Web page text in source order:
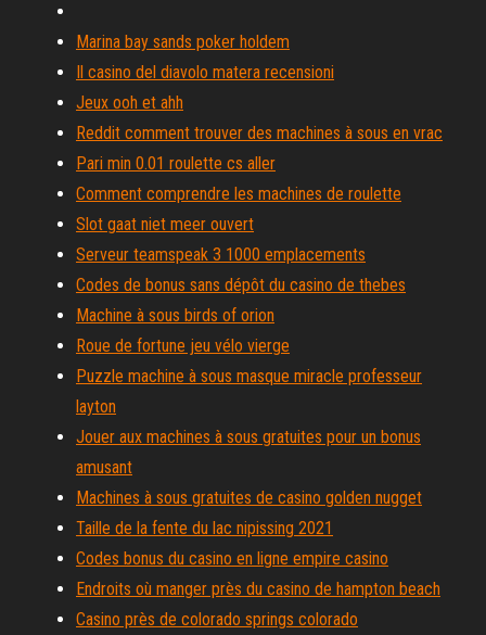
Marina bay sands poker holdem
Il casino del diavolo matera recensioni
Jeux ooh et ahh
Reddit comment trouver des machines à sous en vrac
Pari min 0.01 roulette cs aller
Comment comprendre les machines de roulette
Slot gaat niet meer ouvert
Serveur teamspeak 3 1000 emplacements
Codes de bonus sans dépôt du casino de thebes
Machine à sous birds of orion
Roue de fortune jeu vélo vierge
Puzzle machine à sous masque miracle professeur
layton
Jouer aux machines à sous gratuites pour un bonus
amusant
Machines à sous gratuites de casino golden nugget
Taille de la fente du lac nipissing 2021
Codes bonus du casino en ligne empire casino
Endroits où manger près du casino de hampton beach
Casino près de colorado springs colorado